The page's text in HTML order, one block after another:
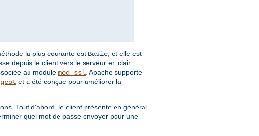
la plus courante est Basic , et elle est
depuis le client vers le serveur en clair.
au module mod_ssl . Apache supporte
et a été conçue pour améliorer la
Tout d'abord, le client présente en général
quel mot de passe envoyer pour une